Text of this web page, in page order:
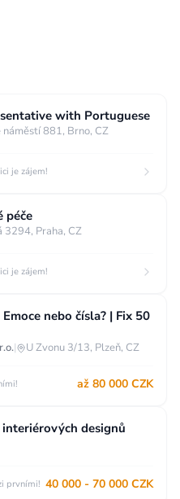
with Portuguese
náměstí 881, Brno, CZ
je zájem!
péče
3294, Praha, CZ
je zájem!
nebo čísla? | Fix 50
| U Zvonu 3/13, Plzeň, CZ
až 80 000 CZK
designů
prvními! 40 000 - 70 000 CZK